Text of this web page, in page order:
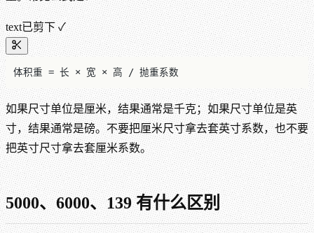
text已剪下 ✓
体积重 = 长 × 宽 × 高 / 抛重系数
如果尺寸单位是厘米，结果通常是千克；如果尺寸单位是英
寸，结果通常是磅。不要把厘米尺寸拿去套英寸系数，也不要
把英寸尺寸拿去套厘米系数。
5000、6000、139 有什么区别